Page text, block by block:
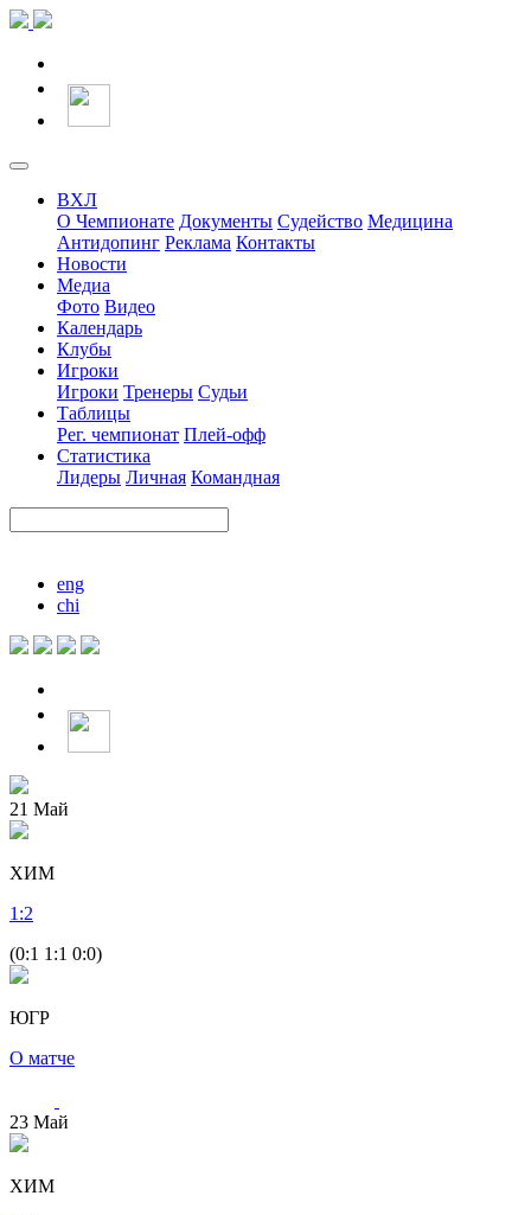
ВХЛ
О Чемпионате Документы Судейство Медицина
Антидопинг Реклама Контакты
Новости
Медиа
Фото Видео
Календарь
Клубы
Игроки
Игроки Тренеры Судьи
Таблицы
Рег. чемпионат Плей-офф
Статистика
Лидеры Личная Командная
eng
chi
21 Май
ХИМ
1 :2
(0:1 1:1 0:0)
ЮГР
О матче
23 Май
ХИМ